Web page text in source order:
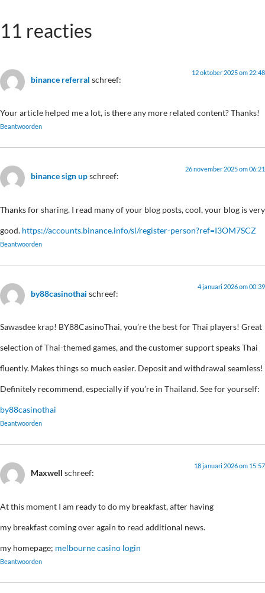
11 reacties
binance referral schreef:
12 oktober 2025 om 22:48
Your article helped me a lot, is there any more related content? Thanks!
Beantwoorden
binance sign upschreef:
26 november 2025 om 06:21
Thanks for sharing. I read many of your blog posts, cool, your blog is very
good. https://accounts.binance.info/sl/register-person?ref=I3OM7SCZ
Beantwoorden
by88casinothai schreef:
4 januari 2026 om 00:39
Sawasdee krap! BY88CasinoThai, you’re the best for Thai players! Great
selection of Thai-themed games, and the customer support speaks Thai
fluently. Makes things so much easier. Deposit and withdrawal seamless!
Definitely recommend, especially if you’re in Thailand. See for yourself:
by88casinothai
Beantwoorden
Maxwell schreef:
18 januari 2026 om 15:57
At this moment I am ready to do my breakfast, after having
my breakfast coming over again to read additional news.
my homepage; melbourne casino login
Beantwoorden